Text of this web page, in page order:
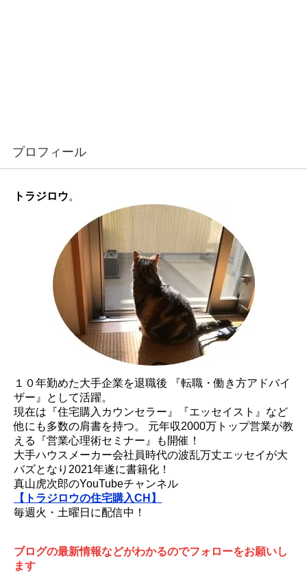
プロフィール
トラジロウ。
１０年勤めた大手企業を退職後 『転職・働き方アドバイ
ザー』として活躍。
現在は『住宅購入カウンセラー』『エッセイスト』など
他にも多数の肩書を持つ。 元年収2000万トップ営業が教
える『営業心理術セミナー』も開催！
大手ハウスメーカー会社員時代の波乱万丈エッセイが大
バズとなり2021年遂に書籍化！
真山虎次郎のYouTubeチャンネル
【トラジロウの住宅購入CH】
毎週火・土曜日に配信中！
ブログの最新情報などがわかるのでフォローをお願いし
ます